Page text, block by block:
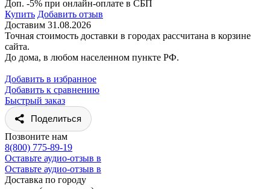
Доп. -5% при онлайн-оплате в СБП
Купить Добавить отзыв
Доставим 31.08.2026
Точная стоимость доставки в городах рассчитана в корзине
сайта.
До дома, в любом населенном пункте РФ.
Добавить в избранное
Добавить к сравнению
Быстрый заказ
Поделиться
Позвоните нам
8(800) 775-89-19
Оставьте аудио-отзыв в
Оставьте аудио-отзыв в
Доставка по городу